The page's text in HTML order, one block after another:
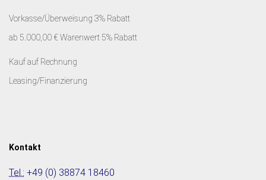
Vorkasse/Überweisung 3% Rabatt
ab 5.000,00 € Warenwert 5% Rabatt
Kauf auf Rechnung
Leasing/Finanzierung
Kontakt
Tel.: +49 (0) 38874 18460